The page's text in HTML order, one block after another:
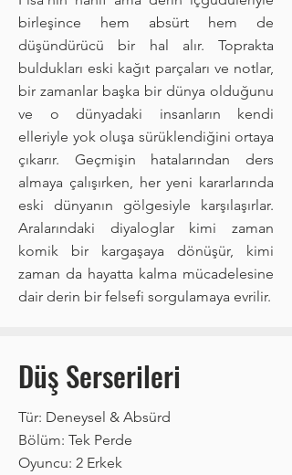
birleşince hem absürt hem de
düşündürücü bir hal alır. Toprakta
buldukları eski kağıt parçaları ve notlar,
bir zamanlar başka bir dünya olduğunu
ve o dünyadaki insanların kendi
elleriyle yok oluşa sürüklendiğini ortaya
çıkarır. Geçmişin hatalarından ders
almaya çalışırken, her yeni kararlarında
eski dünyanın gölgesiyle karşılaşırlar.
Aralarındaki diyaloglar kimi zaman
komik bir kargaşaya dönüşür, kimi
zaman da hayatta kalma mücadelesine
dair derin bir felsefi sorgulamaya evrilir.
Düş Serserileri
Tür: Deneysel & Absürd
Bölüm: Tek Perde
Oyuncu: 2 Erkek